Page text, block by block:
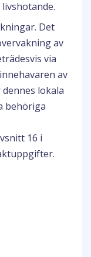
Det
av
via
av
lokala
behöriga
16 i